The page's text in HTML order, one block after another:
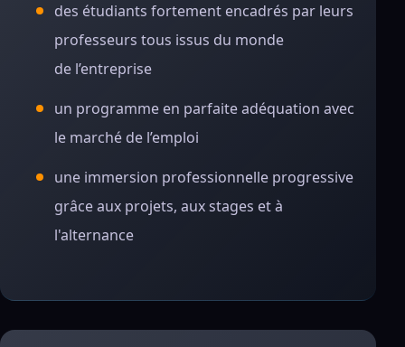
des étudiants fortement encadrés par leurs
professeurs tous issus du monde
de l’entreprise
un programme en parfaite adéquation avec
le marché de l’emploi
une immersion professionnelle progressive
grâce aux projets, aux stages et à
l'alternance